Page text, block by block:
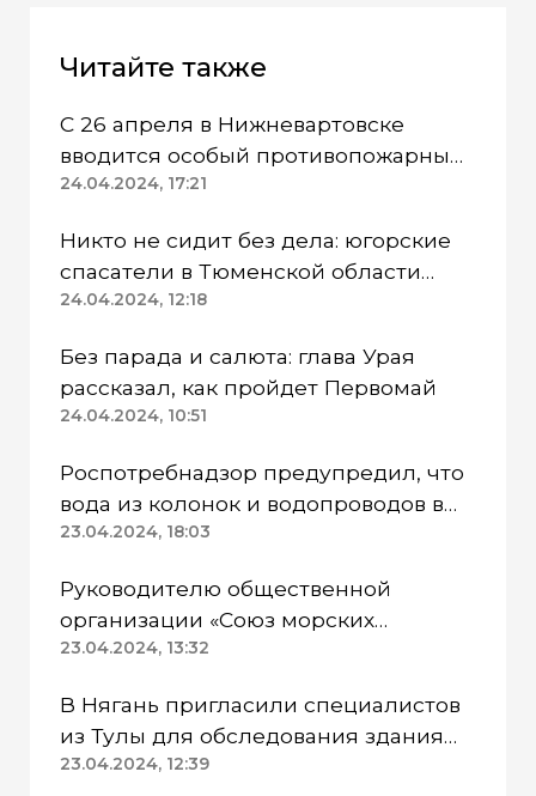
Читайте также
С 26 апреля в Нижневартовске
вводится особый противопожарный
режим
24.04.2024, 17:21
Никто не сидит без дела: югорские
спасатели в Тюменской области
работают в две смены
24.04.2024, 12:18
Без парада и салюта: глава Урая
рассказал, как пройдет Первомай
24.04.2024, 10:51
Роспотребнадзор предупредил, что
вода из колонок и водопроводов в
Казанском районе непригодна для
23.04.2024, 18:03
Руководителю общественной
организации «Союз морских
пехотинцев» Югры вынесли
23.04.2024, 13:32
В Нягань пригласили специалистов
из Тулы для обследования здания
ДК «Геолог»
23.04.2024, 12:39